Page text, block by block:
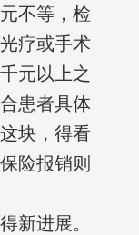
不等，检
疗或手术
元以上之
患者具体
块，得看
险报销则
新进展。